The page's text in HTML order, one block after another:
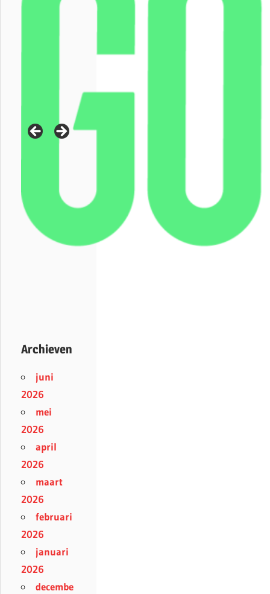
Archieven
juni
2026
mei
2026
april
2026
maart
2026
februari
2026
januari
2026
decembe